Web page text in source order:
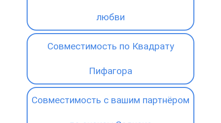
любви
Совместимость по Квадрату
Пифагора
Совместимость с вашим партнёром